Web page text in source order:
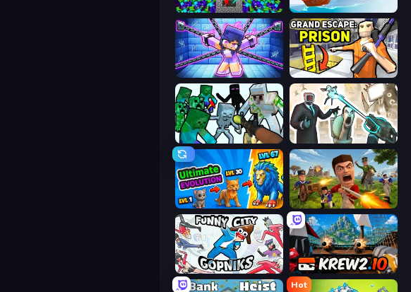
Stick Epic Fighter Ships 3D
Mini Mine Grand Escape: Prison
Skibidi Toilets: Infection
Ultimate Evolution Redcoats.io
Funny City: Gopniks Krew.io
Hot